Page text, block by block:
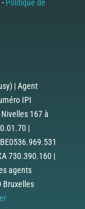
-Politique de
| Agent
IPI
167 à
|
730.390.160 |
agents
Bruxelles